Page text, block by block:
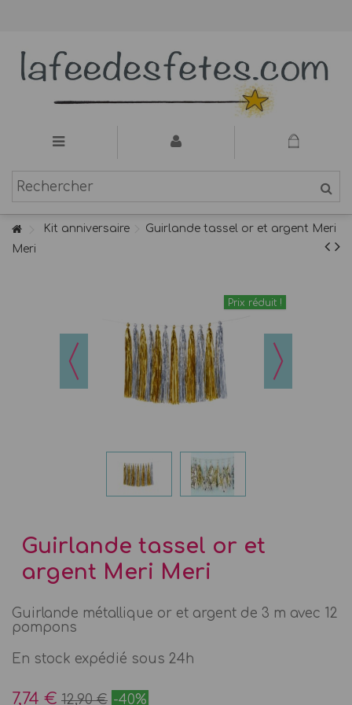
Kit anniversaire
Guirlande tassel or et argent Meri
Meri
Prix réduit !
Guirlande tassel or et
argent Meri Meri
Guirlande métallique or et argent de 3 m avec 12
pompons
En stock expédié sous 24h
7,74 € 12,90 € -40%